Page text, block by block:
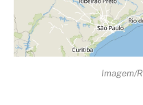
Imagem/